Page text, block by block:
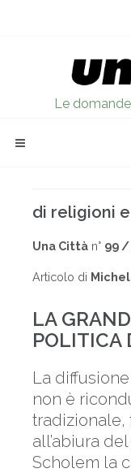
Le
di religioni
Una Città n° 99 /
Articolo di
LA
POLITICA
La
non è
tradizionale,
all’abiura
Scholem la